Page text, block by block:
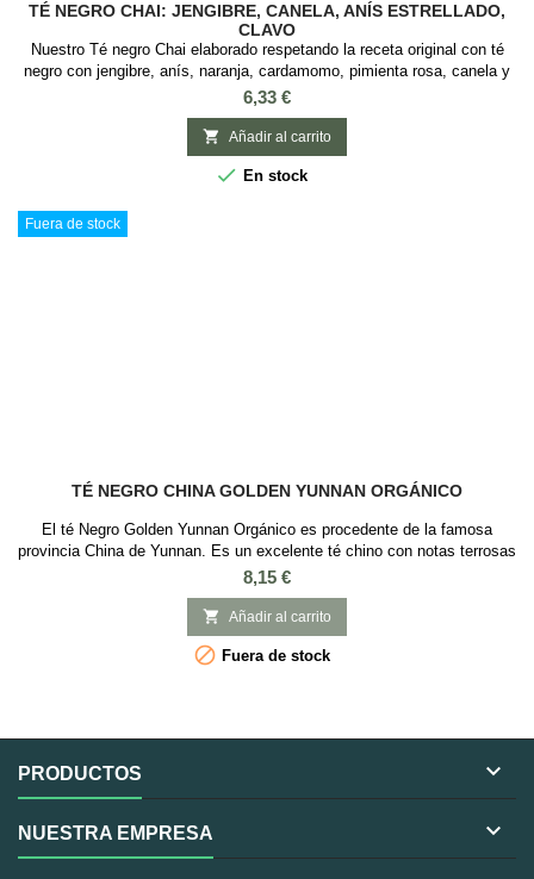
TÉ NEGRO CHAI: JENGIBRE, CANELA, ANÍS ESTRELLADO,
CLAVO
Nuestro Té negro Chai elaborado respetando la receta original con té
negro con jengibre, anís, naranja, cardamomo, pimienta rosa, canela y
pomelo es simplemente una obra de arte. Su encanto propio te
cautivará desde el momento en el que lo recibas. Descubre el sabor
chai original a Canela, Naranja y especias. Ingredientes: Té negro,
trozos de jengibre,...
Precio
6,33 €
 Añadir al carrito
 En stock
Fuera de stock
TÉ NEGRO CHINA GOLDEN YUNNAN ORGÁNICO
El té Negro Golden Yunnan Orgánico es procedente de la famosa
provincia China de Yunnan. Es un excelente té chino con notas terrosas
agradables suaves y sutiles. Formado por muchos brotes dorados y
diferentes matices en el gusto a notas que recuerdan al cacao. Es un té
ideal para tomarlo por la mañana ya que es un té con mucha teína
Precio
8,15 €
 Añadir al carrito
 Fuera de stock
PRODUCTOS 
NUESTRA EMPRESA 